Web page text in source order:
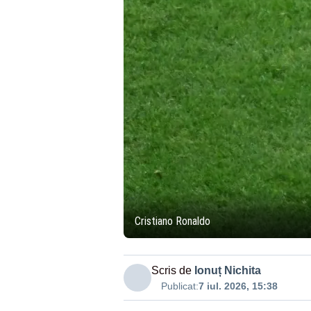
Cristiano Ronaldo
Scris de Ionuț Nichita
Publicat:7 iul. 2026, 15:38